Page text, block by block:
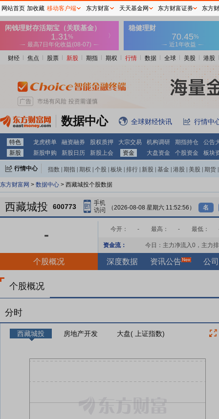
财经 焦点 股票 新股 期指 期权 行情 数据 全球 美股 港股
数据中心 全球财经快讯 行情中
特色 龙虎榜单 融资融券 股权质押 大宗交易 机构调研 期指持仓
公告
新股
新股申购 新股日历 新股上会 资金 大盘资金 个股资金 板块
行情中心 指数 期指 期权 个股 板块 排行 新股 基金 港股 美股 期货
东方财富网 > 数据中心 > 西藏城投个股数据
西藏城投 600773 （2026-08-08 星期六 11:52:56） 名
- 今开： - 最高： - 最低：
资金流： 今日：主力净流入0 ，主力
个股概况 深度数据 资讯公告 公
个股概况
分时
西藏城投 房地产开发 大盘( 上证指数)
网站首页 加收藏 移动客户端 东方财富 天天基金网 东方财富证券 东方